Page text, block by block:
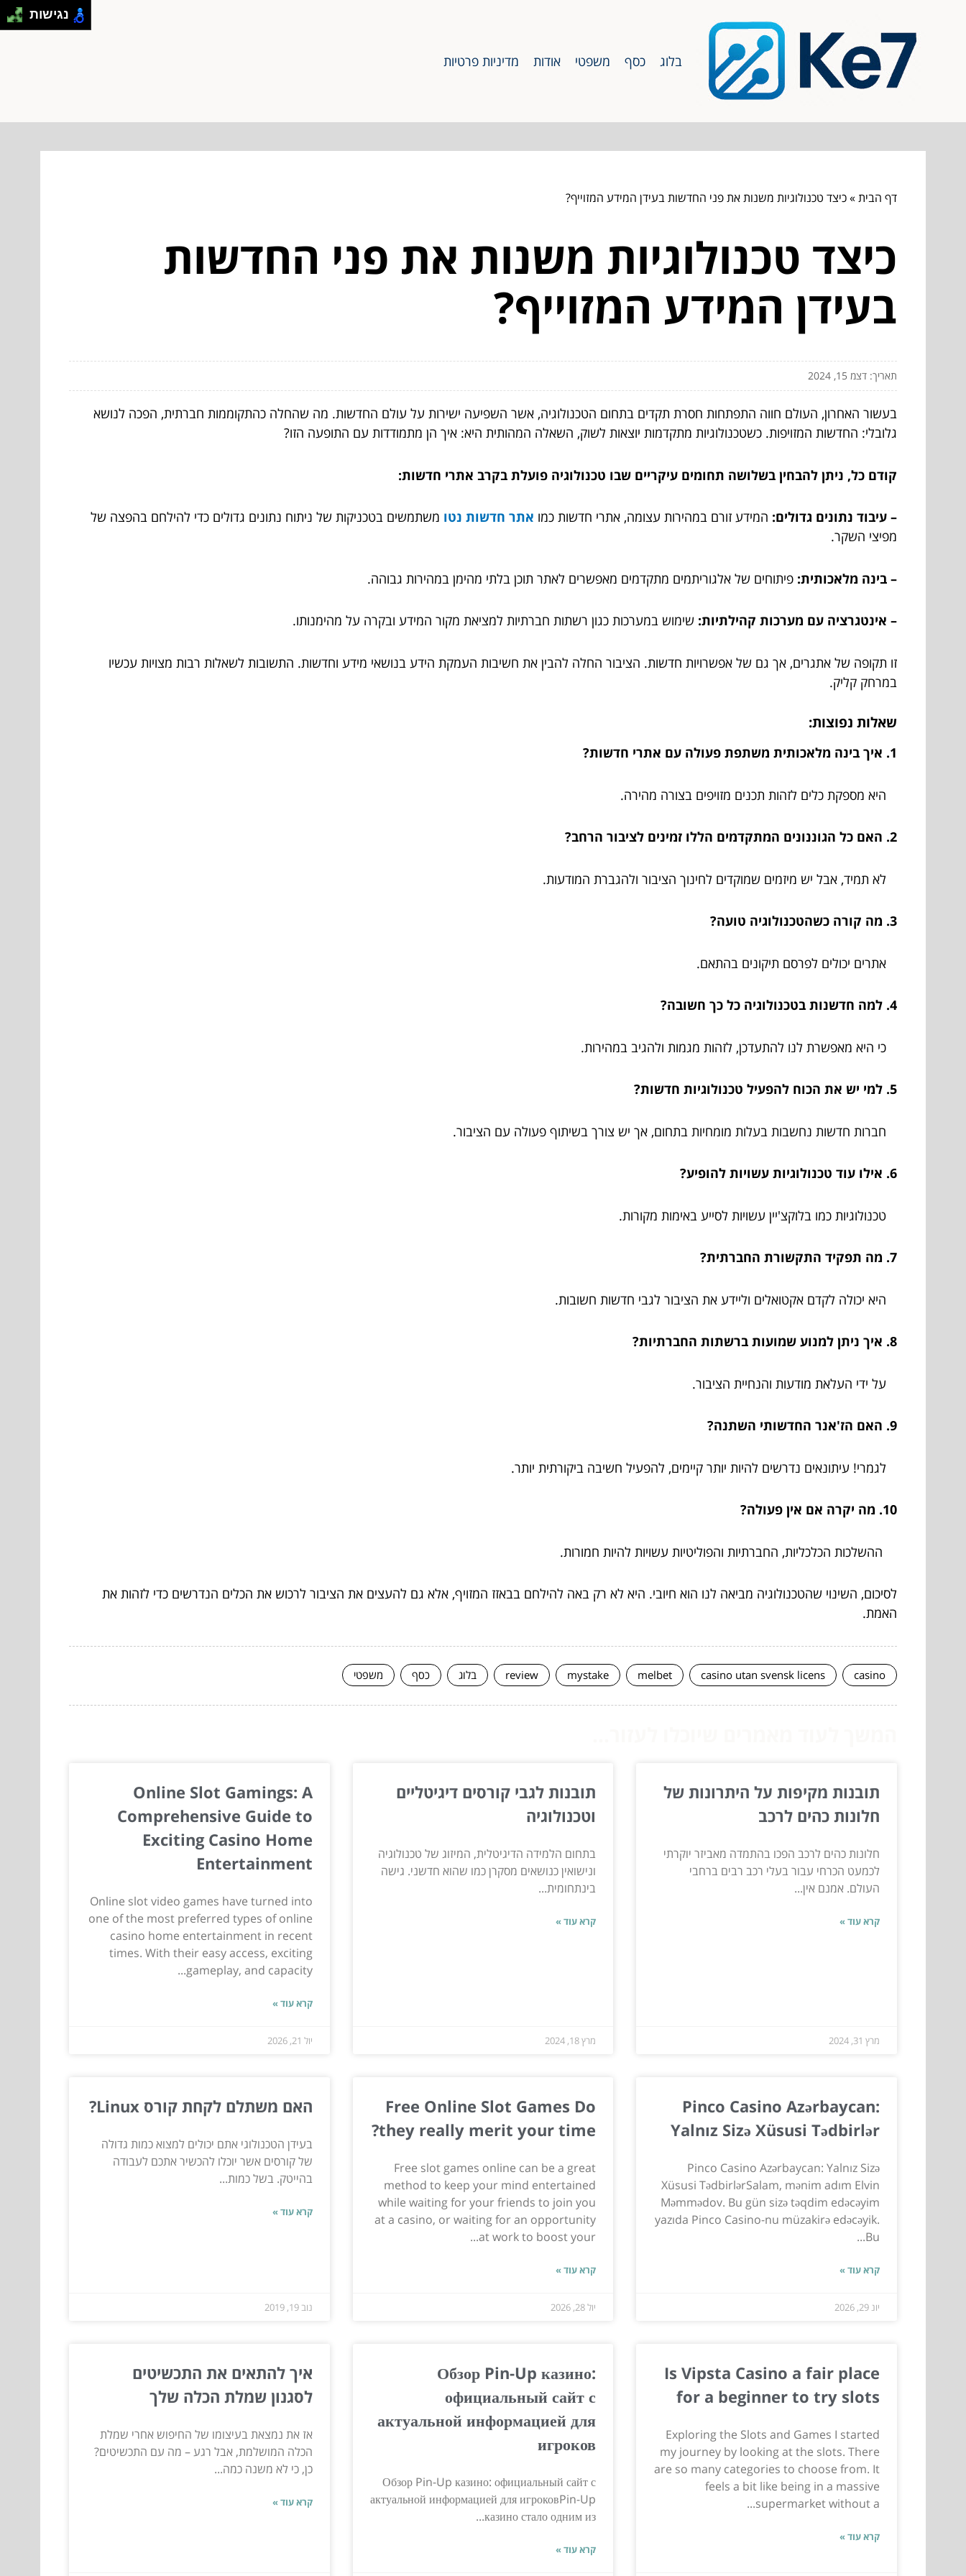
בלוג כסף משפטי אודות מדיניות פרטיות
דף הבית»כיצד טכנולוגיות משנות את פני החדשות בעידן המידע המזוייף?
כיצד טכנולוגיות משנות את פני החדשות
בעידן המידע המזוייף?
תאריך: דצמ 15, 2024
בעשור האחרון, העולם חווה התפתחות חסרת תקדים בתחום הטכנולוגיה, אשר השפיעה ישירות על עולם החדשות. מה שהחלה כהתקוממות חברתית, הפכה לנושא
גלובלי: החדשות המזויפות. כשטכנולוגיות מתקדמות יוצאות לשוק, השאלה המהותית היא: איך הן מתמודדות עם התופעה הזו?
קודם כל, ניתן להבחין בשלושה תחומים עיקריים שבו טכנולוגיה פועלת בקרב אתרי חדשות:
– עיבוד נתונים גדולים: המידע זורם במהירות עצומה, אתרי חדשות כמו אתר חדשות נטו משתמשים בטכניקות של ניתוח נתונים גדולים כדי להילחם בהפצה של
מפיצי השקר.
– בינה מלאכותית: פיתוחים של אלגוריתמים מתקדמים מאפשרים לאתר תוכן בלתי מהימן במהירות גבוהה.
– אינטגרציה עם מערכות קהילתיות: שימוש במערכות כגון רשתות חברתיות למציאת מקור המידע ובקרה על מהימנותו.
זו תקופה של אתגרים, אך גם של אפשרויות חדשות. הציבור החלה להבין את חשיבות העמקת הידע בנושאי מידע וחדשות. התשובות לשאלות רבות מצויות עכשיו
במרחק קליק.
שאלות נפוצות:
1. איך בינה מלאכותית משתפת פעולה עם אתרי חדשות?
היא מספקת כלים לזהות תכנים מזויפים בצורה מהירה.
2. האם כל הגוננונים המתקדמים הללו זמינים לציבור הרחב?
לא תמיד, אבל יש מיזמים שמוקדים לחינוך הציבור ולהגברת המודעות.
3. מה קורה כשהטכנולוגיה טועה?
אתרים יכולים לפרסם תיקונים בהתאם.
4. למה חדשנות בטכנולוגיה כל כך חשובה?
כי היא מאפשרת לנו להתעדכן, לזהות מגמות ולהגיב במהירות.
5. למי יש את הכוח להפעיל טכנולוגיות חדשות?
חברות חדשות נחשבות בעלות מומחיות בתחום, אך יש צורך בשיתוף פעולה עם הציבור.
6. אילו עוד טכנולוגיות עשויות להופיע?
טכנולוגיות כמו בלוקצ'יין עשויות לסייע באימות מקורות.
7. מה תפקיד התקשורת החברתית?
היא יכולה לקדם אקטואלים וליידע את הציבור לגבי חדשות חשובות.
8. איך ניתן למנוע שמועות ברשתות החברתיות?
על ידי העלאת מודעות והנחיית הציבור.
9. האם הז'אנר החדשותי השתנה?
לגמרי! עיתונאים נדרשים להיות יותר קיימים, להפעיל חשיבה ביקורתית יותר.
10. מה יקרה אם אין פעולה?
ההשלכות הכלכליות, החברתיות והפוליטיות עשויות להיות חמורות.
לסיכום, השינוי שהטכנולוגיה מביאה לנו הוא חיובי. היא לא רק באה להילחם בבאזז המזויף, אלא גם להעצים את הציבור לרכוש את הכלים הנדרשים כדי לזהות את
האמת.
casino
casino utan svensk licens
melbet
mystake
review בלוג כסף משפטי
תובנות מקיפות על היתרונות של
חלונות כהים לרכב
חלונות כהים לרכב הפכו בהתמדה מאביזר יוקרתי
לכמעט הכרחי עבור בעלי רכב רבים ברחבי
העולם. אמנם אין...
קרא עוד »
מרץ 31, 2024
תובנות לגבי קורסים דיגיטליים
וטכנולוגיה
בתחום הלמידה הדיגיטלית, המיזוג של טכנולוגיה
ונישואין כנושאים מסקרן כמו שהוא חדשני. גישה
בינתחומית...
קרא עוד »
מרץ 18, 2024
Online Slot Gamings: A
Comprehensive Guide to
Exciting Casino Home
Entertainment
Online slot video games have turned into
one of the most preferred types of online
casino home entertainment in recent
times. With their easy access, exciting
gameplay, and capacity...
קרא עוד »
יול 21, 2026
Pinco Casino Azərbaycan:
Yalnız Sizə Xüsusi Tədbirlər
Pinco Casino Azərbaycan: Yalnız Sizə
Xüsusi TədbirlərSalam, mənim adım Elvin
Məmmədov. Bu gün sizə təqdim edəcəyim
yazıda Pinco Casino-nu müzakirə edəcəyik.
Bu...
קרא עוד »
יונ 29, 2026
Free Online Slot Games Do
they really merit your time?
Free slot games online can be a great
method to keep your mind entertained
while waiting for your friends to join you
at a casino, or waiting for an opportunity
at work to boost your...
קרא עוד »
יול 28, 2026
האם משתלם לקחת קורס Linux?
בעידן הטכנולוגי אתם יכולים למצוא כמות גדולה
של קורסים אשר יוכלו להכשיר אתכם לעבודה
בהייטק. בשל כמות...
קרא עוד »
נוב 19, 2019
Is Vipsta Casino a fair place
for a beginner to try slots
Exploring the Slots and Games I started
my journey by looking at the slots. There
are so many categories to choose from. It
feels a bit like being in a massive
supermarket without a...
קרא עוד »
Обзор Pin-Up казино:
официальный сайт с
актуальной информацией для
игроков
Обзор Pin-Up казино: официальный сайт с
актуальной информацией для игроковPin-Up
казино стало одним из...
קרא עוד »
איך להתאים את התכשיטים
לסגנון שמלת הכלה שלך
אז את נמצאת בעיצומו של החיפוש אחרי שמלת
הכלה המושלמת, אבל רגע – מה עם התכשיטים?
כן, כי לא משנה כמה...
קרא עוד »
נגישות